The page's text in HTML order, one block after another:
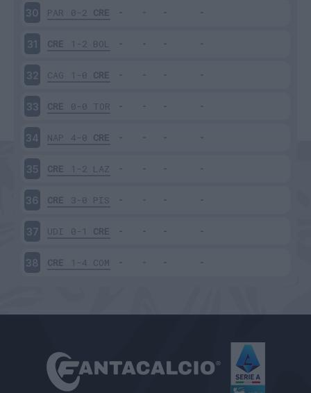
30 PAR 0-2 CRE
31 CRE 1-2 BOL
32 CAG 1-0 CRE
33 CRE 0-0 TOR
34 NAP 4-0 CRE
35 CRE 1-2 LAZ
36 CRE 3-0 PIS
37 UDI 0-1 CRE
38 CRE 1-4 COM